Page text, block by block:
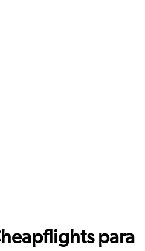
para